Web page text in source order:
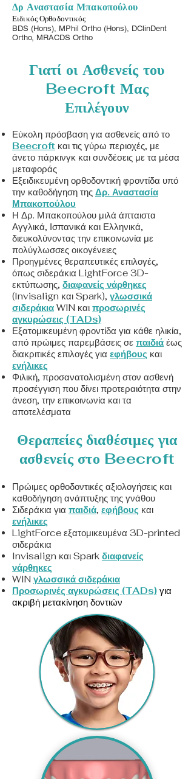
Δρ Αναστασία Μπακοπούλου
Ειδικός Ορθοδοντικός
BDS (Hons), MPhil Ortho (Hons), DClinDent
Ortho, MRACDS Ortho
Γιατί οι Ασθενείς του
Beecroft Μας
Επιλέγουν
Εύκολη πρόσβαση για ασθενείς από το
Beecroft και τις γύρω περιοχές, με
άνετο πάρκινγκ και συνδέσεις με τα μέσα
μεταφοράς
Εξειδικευμένη ορθοδοντική φροντίδα υπό
την καθοδήγηση της Δρ. Αναστασία
Μπακοπούλου
Η Δρ. Μπακοπούλου μιλά άπταιστα
Αγγλικά, Ισπανικά και Ελληνικά,
διευκολύνοντας την επικοινωνία με
πολύγλωσσες οικογένειες
Προηγμένες θεραπευτικές επιλογές,
όπως σιδεράκια LightForce 3D-
εκτύπωσης, διαφανείς νάρθηκες
(Invisalign και Spark), γλωσσικά
σιδεράκια WIN και προσωρινές
αγκυρώσεις (TADs)
Εξατομικευμένη φροντίδα για κάθε ηλικία,
από πρώιμες παρεμβάσεις σε παιδιά έως
διακριτικές επιλογές για εφήβους και
ενήλικες
Φιλική, προσανατολισμένη στον ασθενή
προσέγγιση που δίνει προτεραιότητα στην
άνεση, την επικοινωνία και τα
αποτελέσματα
Θεραπείες διαθέσιμες για
ασθενείς στο Beecroft
Πρώιμες ορθοδοντικές αξιολογήσεις και
καθοδήγηση ανάπτυξης της γνάθου
Σιδεράκια για παιδιά, εφήβους και
ενήλικες
LightForce εξατομικευμένα 3D-printed
σιδεράκια
Invisalign και Spark διαφανείς
νάρθηκες
WIN γλωσσικά σιδεράκια
Προσωρινές αγκυρώσεις (TADs) για
ακριβή μετακίνηση δοντιών